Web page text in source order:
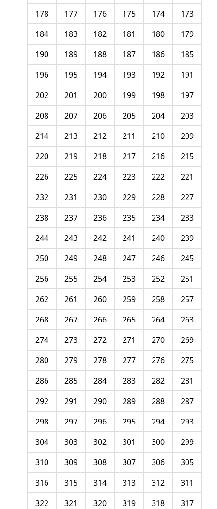
173
174
175
176
177
178
179
180
181
182
183
184
185
186
187
188
189
190
191
192
193
194
195
196
197
198
199
200
201
202
203
204
205
206
207
208
209
210
211
212
213
214
215
216
217
218
219
220
221
222
223
224
225
226
227
228
229
230
231
232
233
234
235
236
237
238
239
240
241
242
243
244
245
246
247
248
249
250
251
252
253
254
255
256
257
258
259
260
261
262
263
264
265
266
267
268
269
270
271
272
273
274
275
276
277
278
279
280
281
282
283
284
285
286
287
288
289
290
291
292
293
294
295
296
297
298
299
300
301
302
303
304
305
306
307
308
309
310
311
312
313
314
315
316
317
318
319
320
321
322